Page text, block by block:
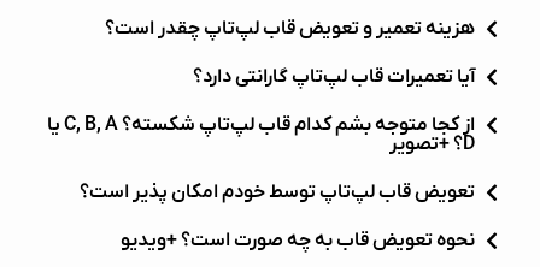
هزینه تعمیر و تعویض قاب لپ‌تاپ چقدر است؟
آیا تعمیرات قاب لپ‌تاپ گارانتی دارد؟
از کجا متوجه بشم کدام قاب لپ‌تاپ شکسته؟ C, B, A یا
D؟ +تصویر
تعویض قاب لپ‌تاپ توسط خودم امکان پذیر است؟
نحوه تعویض قاب به چه صورت است؟ +ویدیو